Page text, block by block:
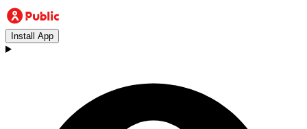
Install App